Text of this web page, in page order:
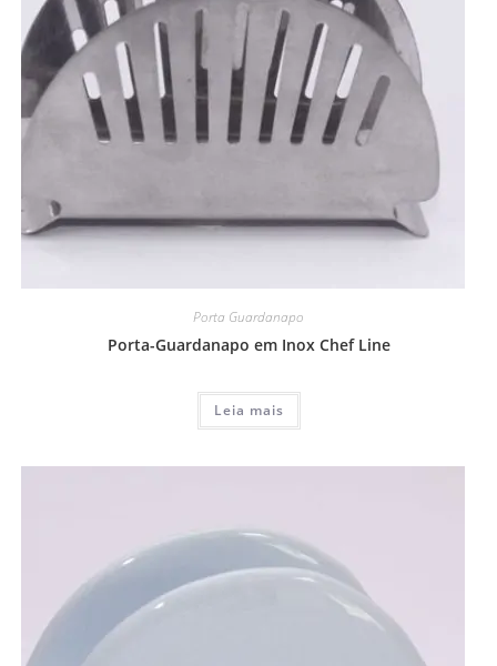
Porta Guardanapo
Porta-Guardanapo em Inox Chef Line
Leia mais